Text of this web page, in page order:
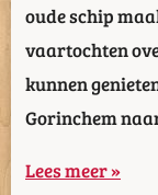
oude schip
vaartochten
kunnen
Gorinchem
Lees meer »